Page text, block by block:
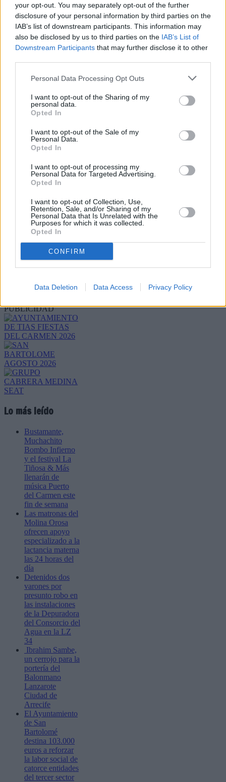
your opt-out. You may separately opt-out of the further
disclosure of your personal information by third parties on the
IAB’s list of downstream participants. This information may
also be disclosed by us to third parties on the IAB’s List of
Downstream Participants that may further disclose it to other
Personal Data Processing Opt Outs
I want to opt-out of the Sharing of my
personal data.
Opted In
I want to opt-out of the Sale of my
Personal Data.
Opted In
I want to opt-out of processing my
Personal Data for Targeted Advertising.
Opted In
I want to opt-out of Collection, Use,
Retention, Sale, and/or Sharing of my
Personal Data that Is Unrelated with the
Purposes for which it was collected.
Opted In
CONFIRM
Data Deletion Data Access Privacy Policy
más de 300.000 euros al año
mantenga a Tinajo en esta situación de
abandono”, recalca.
“El futuro de Tinajo merece una gestión
comprometida, transparente y eficiente.
Es hora de que el gobierno municipal
bienestar de nuestro municipio”,
Escribir un comentario
Nombre
(requerido)
Refescar
PUBLICIDAD
Lo más leído
Bustamante,
Muchachito
Bombo Infierno
y el festival La
Tiñosa & Más
llenarán de
música Puerto
del Carmen este
fin de semana
Las matronas del
Molina Orosa
ofrecen apoyo
especializado a la
lactancia materna
las 24 horas del
día
Detenidos dos
varones por
presunto robo en
las instalaciones
de la Depuradora
del Consorcio del
Agua en la LZ
34
Ibrahim Sambe,
un cerrojo para la
portería del
Balonmano
Lanzarote
Ciudad de
Arrecife
El Ayuntamiento
de San
Bartolomé
destina 103.000
euros a reforzar
la labor social de
catorce entidades
del tercer sector